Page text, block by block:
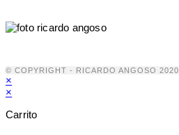
© COPYRIGHT - RICARDO ANGOSO 2020
×
×
Carrito